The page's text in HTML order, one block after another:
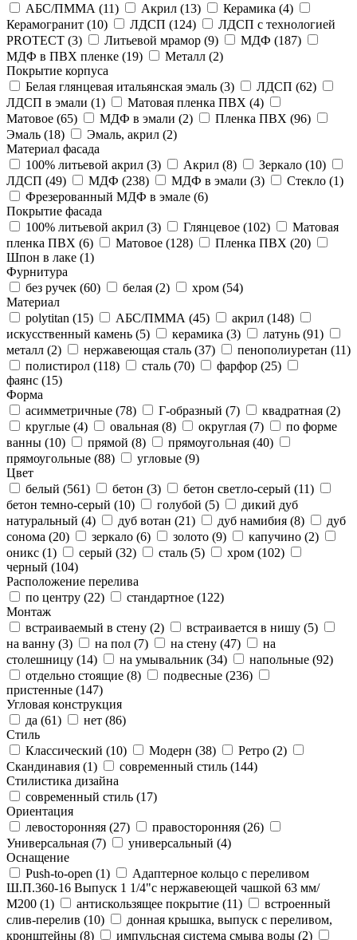
АБС/ПММА (11) Акрил (13) Керамика (4)
Керамогранит (10) ЛДСП (124)
ЛДСП с технологией
PROTECT (3) Литьевой мрамор (9) МДФ (187)
МДФ в ПВХ пленке (19) Металл (2)
Покрытие корпуса
Белая глянцевая итальянская эмаль (3) ЛДСП (62)
ЛДСП в эмали (1) Матовая пленка ПВХ (4)
Матовое (65) МДФ в эмали (2) Пленка ПВХ (96)
Эмаль (18) Эмаль, акрил (2)
Материал фасада
100% литьевой акрил (3) Акрил (8) Зеркало (10)
ЛДСП (49) МДФ (238) МДФ в эмали (3) Стекло (1)
Фрезерованный МДФ в эмале (6)
Покрытие фасада
100% литьевой акрил (3) Глянцевое (102)
Матовая
пленка ПВХ (6) Матовое (128) Пленка ПВХ (20)
Шпон в лаке (1)
Фурнитура
без ручек (60) белая (2) хром (54)
Материал
polytitan (15) АБС/ПММА (45) акрил (148)
искусственный камень (5) керамика (3) латунь (91)
металл (2) нержавеющая сталь (37) пенополиуретан (11)
полистирол (118) сталь (70) фарфор (25)
фаянс (15)
Форма
асимметричные (78) Г-образный (7) квадратная (2)
круглые (4) овальная (8) округлая (7)
по форме
ванны (10) прямой (8) прямоугольная (40)
прямоугольные (88) угловые (9)
Цвет
белый (561) бетон (3) бетон светло-серый (11)
бетон темно-серый (10) голубой (5)
дикий дуб
натуральный (4) дуб вотан (21) дуб намибия (8)
дуб
сонома (20) зеркало (6) золото (9) капучино (2)
оникс (1) серый (32) сталь (5) хром (102)
черный (104)
Расположение перелива
по центру (22) стандартное (122)
Монтаж
встраиваемый в стену (2) встраивается в нишу (5)
на ванну (3) на пол (7) на стену (47)
на
столешницу (14) на умывальник (34) напольные (92)
отдельно стоящие (8) подвесные (236)
пристенные (147)
Угловая конструкция
да (61) нет (86)
Стиль
Классический (10) Модерн (38) Ретро (2)
Скандинавия (1) современный стиль (144)
Стилистика дизайна
современный стиль (17)
Ориентация
левосторонняя (27) правосторонняя (26)
Универсальная (7) универсальный (4)
Оснащение
Push-to-open (1)
Адаптерное кольцо с переливом
Ш.П.360-16 Выпуск 1 1/4"с нержавеющей чашкой 63 мм/
М200 (1) антискользящее покрытие (11)
встроенный
слив-перелив (10)
донная крышка, выпуск с переливом,
кронштейны (8) импульсная система смыва воды (2)